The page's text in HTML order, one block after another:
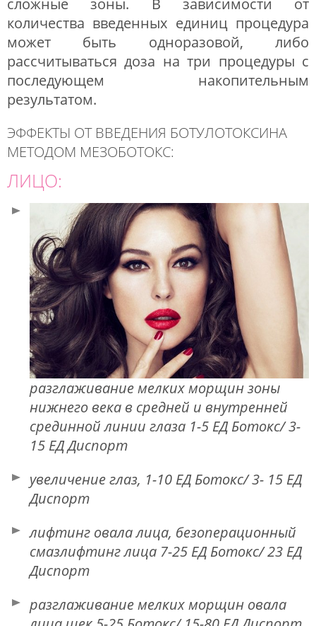
сложные зоны. В зависимости от
количества введенных единиц процедура
может быть одноразовой, либо
рассчитываться доза на три процедуры с
последующем накопительным
результатом.
ЭФФЕКТЫ ОТ ВВЕДЕНИЯ БОТУЛОТОКСИНА
МЕТОДОМ МЕЗОБОТОКС:
ЛИЦО:
разглаживание мелких морщин зоны
нижнего века в средней и внутренней
срединной линии глаза 1-5 ЕД Ботокс/ 3-
15 ЕД Диспорт
увеличение глаз, 1-10 ЕД Ботокс/ 3- 15 ЕД
Диспорт
лифтинг овала лица, безоперационный
смазлифтинг лица 7-25 ЕД Ботокс/ 23 ЕД
Диспорт
разглаживание мелких морщин овала